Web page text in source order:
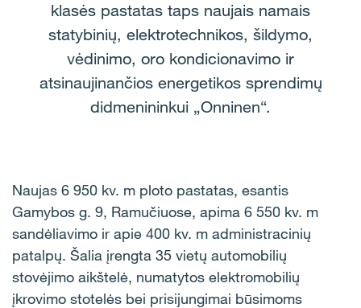
klasės pastatas taps naujais namais
statybinių, elektrotechnikos, šildymo,
vėdinimo, oro kondicionavimo ir
atsinaujinančios energetikos sprendimų
didmenininkui „Onninen“.
Naujas 6 950 kv. m ploto pastatas, esantis
Gamybos g. 9, Ramučiuose, apima 6 550 kv. m
sandėliavimo ir apie 400 kv. m administracinių
patalpų. Šalia įrengta 35 vietų automobilių
stovėjimo aikštelė, numatytos elektromobilių
įkrovimo stotelės bei prisijungimai būsimoms